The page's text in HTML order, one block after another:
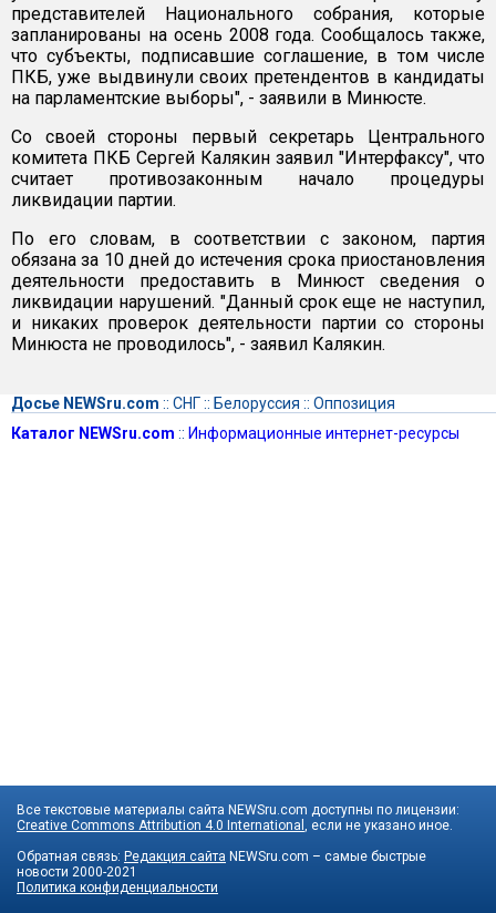
представителей Национального собрания, которые
запланированы на осень 2008 года. Сообщалось также,
что субъекты, подписавшие соглашение, в том числе
ПКБ, уже выдвинули своих претендентов в кандидаты
на парламентские выборы", - заявили в Минюсте.
Со своей стороны первый секретарь Центрального
комитета ПКБ Сергей Калякин заявил "Интерфаксу", что
считает противозаконным начало процедуры
ликвидации партии.
По его словам, в соответствии с законом, партия
обязана за 10 дней до истечения срока приостановления
деятельности предоставить в Минюст сведения о
ликвидации нарушений. "Данный срок еще не наступил,
и никаких проверок деятельности партии со стороны
Минюста не проводилось", - заявил Калякин.
Досье NEWSru.com :: СНГ:: Белоруссия :: Оппозиция
Каталог NEWSru.com :: Информационные интернет-ресурсы
Все текстовые материалы сайта NEWSru.com доступны по лицензии:
Creative Commons Attribution 4.0 International
, если не указано иное.
Обратная связь: Редакция сайта NEWSru.com – самые быстрые
новости 2000-2021
Политика конфиденциальности